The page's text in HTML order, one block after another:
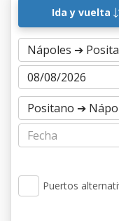
Ida y vuelta
Puertos